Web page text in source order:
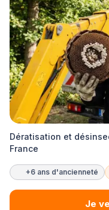
Dératisation et
France
+6 ans d'ancienneté
Je